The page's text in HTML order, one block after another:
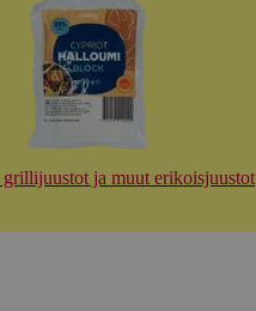
ja muut erikoisjuustot